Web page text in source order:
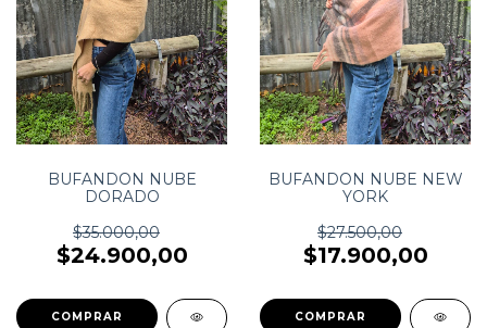
BUFANDON NUBE
DORADO
$35.000,00
$24.900,00
BUFANDON NUBE NEW
YORK
$27.500,00
$17.900,00